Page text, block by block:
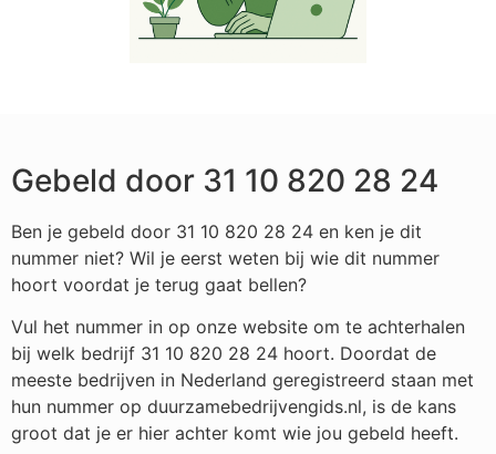
Gebeld door 31 10 820 28 24
Ben je gebeld door 31 10 820 28 24 en ken je dit
nummer niet? Wil je eerst weten bij wie dit nummer
hoort voordat je terug gaat bellen?
Vul het nummer in op onze website om te achterhalen
bij welk bedrijf 31 10 820 28 24 hoort. Doordat de
meeste bedrijven in Nederland geregistreerd staan met
hun nummer op duurzamebedrijvengids.nl, is de kans
groot dat je er hier achter komt wie jou gebeld heeft.